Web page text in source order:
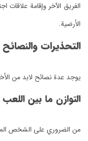
الفريق الآخر وإقامة علاقات
الأرضية.
التحذيرات والنصائح
يوجد عدة نصائح لابد من
التوازن ما بين اللعب
من الضروري على الشخص